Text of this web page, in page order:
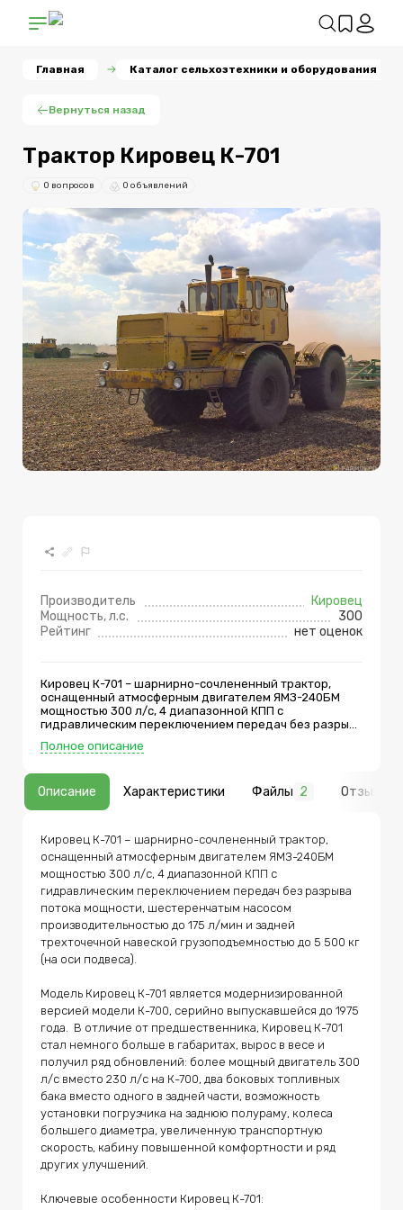
Главная Каталог сельхозтехники и оборудования
Вернуться назад
Трактор Кировец К-701
0 вопросов 0 объявлений
Производитель
Кировец
Мощность, л.с.
300
Рейтинг
нет оценок
Кировец К-701 – шарнирно-сочлененный трактор,
оснащенный атмосферным двигателем ЯМЗ-240БМ
мощностью 300 л/с, 4 диапазонной КПП с
гидравлическим переключением передач без разрыва
производительностью до 175 л/мин и задней
кг (на оси подвеса). Модель Кировец К-701 является
модернизированной версией модели К-700, серийно
выпускавшейся до 1975 года. В отличие от
больше в габаритах, вырос в весе и получил ряд
обновлений: более мощный двигатель 300 л/с вместо
230 л/с на К-700, два боковых топливных бака вместо
одного в задней части, возможность установки
погрузчика на заднюю полураму, колеса большего
диаметра, увеличенную транспортную скорость,
кабину повышенной комфортности и ряд других
улучшений. Ключевые особенности Кировец К-701: •
Атмосферный V-образный дизельный двигатель
ЯМЗ-240БМ с 12-ю цилиндрами общим объемом 22,3 л,
жидкостным охлаждением, механической топливной
640 л. • Механическая КПП 16/8 имеет 4 механических
диапазона по 4 передачи с гидравлическим
переключением без разрыва потока мощности в
каждом и предназначена для работы в диапазоне
скоростей от 3 до 34 км/ч. • Система полного привода
состоит из переднего ведущего и отключаемого
заднего моста, каждый из которых оснащен
самоблокирующимися межколесными
дифференциалами, бортовыми редукторами
планетарного типа и пневматическими тормозами. •
Гидравлическая система включает шестеренчатый
насос, механический гидрораспределитель и, в
зависимости от модификации, может быть оснащена
насосом НШ-67 или НШ-100 производительностью до
гидросистема раздельноагрегатного типа, в случае с
Полное описание
Описание Характеристики Файлы 2 Отзывы
Кировец К-701 – шарнирно-сочлененный трактор,
оснащенный атмосферным двигателем ЯМЗ-240БМ
мощностью 300 л/с, 4 диапазонной КПП с
гидравлическим переключением передач без разрыва
потока мощности, шестеренчатым насосом
производительностью до 175 л/мин и задней
трехточечной навеской грузоподъемностью до 5 500 кг
(на оси подвеса).
Модель Кировец К-701 является модернизированной
версией модели К-700, серийно выпускавшейся до 1975
года.  В отличие от предшественника, Кировец К-701
стал немного больше в габаритах, вырос в весе и
получил ряд обновлений: более мощный двигатель 300
л/с вместо 230 л/с на К-700, два боковых топливных
бака вместо одного в задней части, возможность
установки погрузчика на заднюю полураму, колеса
большего диаметра, увеличенную транспортную
скорость, кабину повышенной комфортности и ряд
других улучшений.
Ключевые особенности Кировец К-701: